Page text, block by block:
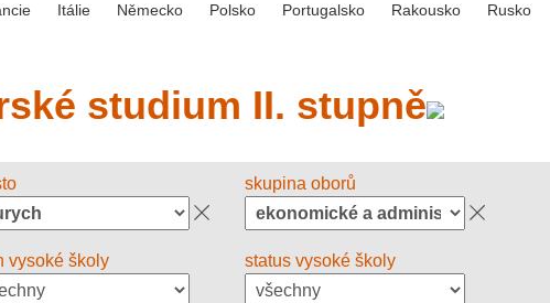
Itálie Německo Polsko Portugalsko Rakousko Rusko
studium II. stupně
skupina oborů
vysoké školy status vysoké školy